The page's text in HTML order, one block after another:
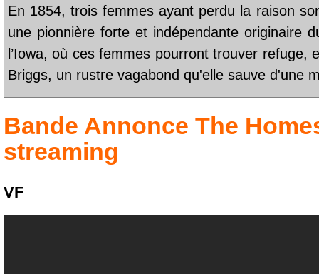
En 1854, trois femmes ayant perdu la raison
une pionnière forte et indépendante originaire
l’Iowa, où ces femmes pourront trouver refuge,
Briggs, un rustre vagabond qu'elle sauve d'une
Bande Annonce The
streaming
VF